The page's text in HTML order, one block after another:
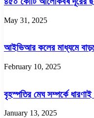
May 31, 2025
আইভিআর কলের মাধ্যমে
February 10, 2025
বৃহস্পতির মেঘ সম্পর্কে ধারণাই
January 13, 2025